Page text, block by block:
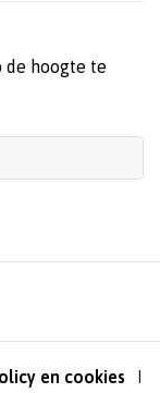
de hoogte te
en cookies